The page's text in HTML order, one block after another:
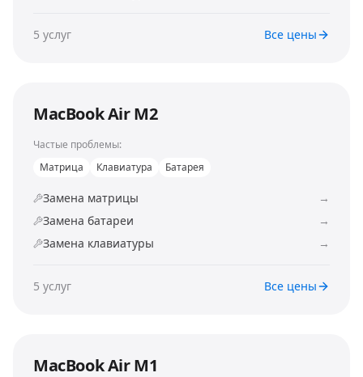
5 услуг Все цены
MacBook Air M2
Частые проблемы:
Матрица
Клавиатура Батарея
Замена матрицы
→
Замена батареи
→
Замена клавиатуры
→
5 услуг Все цены
MacBook Air M1